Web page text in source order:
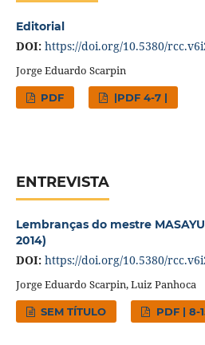
Editorial
DOI: https://doi.org/10.5380/
Jorge Eduardo Scarpin
PDF |PDF 4-7 |
ENTREVISTA
Lembranças do mestre
2014)
DOI: https://doi.org/10.5380/
Jorge Eduardo Scarpin, Luiz Panhoca
SEM TÍTULO PDF | 8-